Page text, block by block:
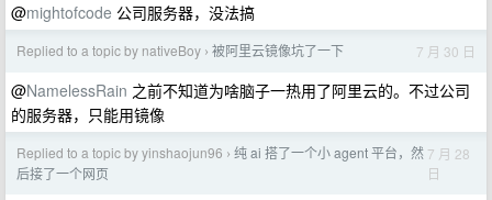
@mightofcode 公司服务器，没法搞
Replied to a topic by nativeBoy › 被阿里云镜像坑了一下 7 月 30 日
@NamelessRain 之前不知道为啥脑子一热用了阿里云的。不过公司
的服务器，只能用镜像
Replied to a topic by yinshaojun96 › 纯 ai 搭了一个小 agent 平台，然
后接了一个网页
7 月 28
日